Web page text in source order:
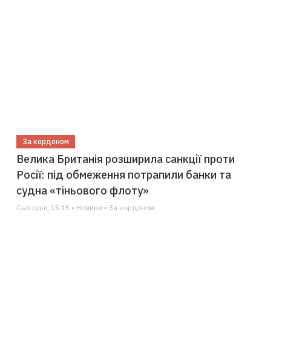
За кордоном
Велика Британія розширила санкції проти
Росії: під обмеження потрапили банки та
судна «тіньового флоту»
Сьогодні, 15:15 • Новини • За кордоном